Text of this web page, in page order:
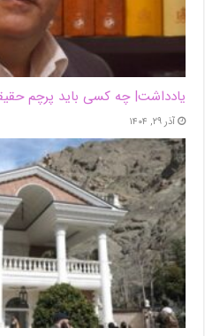
یادداشت| ‌چه کسی باید پرچم
آذر ۲۹, ۱۴۰۴